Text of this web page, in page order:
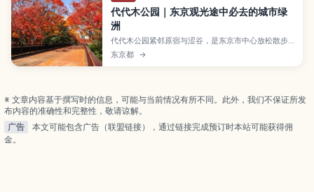
代代木公园｜东京观光途中必去的城市绿
洲
代代木公园紧邻原宿与涩谷，是东京市中心放松散步
的绿洲。本文整理中央广场、喷水池、四季景色与活
动期氛围，游览更从容。
东京都 →
※ 文章内容基于撰写时的信息，可能与当前情况有所不同。此外，我们不保证所发
布内容的准确性和完整性，敬请谅解。
广告
本文可能包含广告（联盟链接），通过链接完成预订时本站可能获得佣
金。